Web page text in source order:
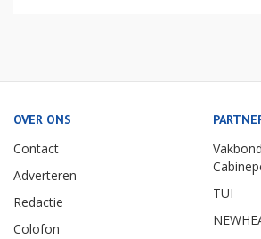
OVER ONS
Contact
Adverteren
Redactie
Colofon
TUI